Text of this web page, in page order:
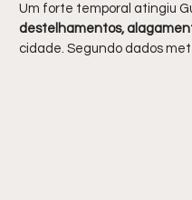
Um forte temporal atingiu
destelhamentos,
cidade. Segundo dados